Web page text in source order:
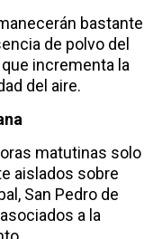
bastante
de polvo del
incrementa la
del aire.
matutinas solo
aislados sobre
San Pedro de
a la